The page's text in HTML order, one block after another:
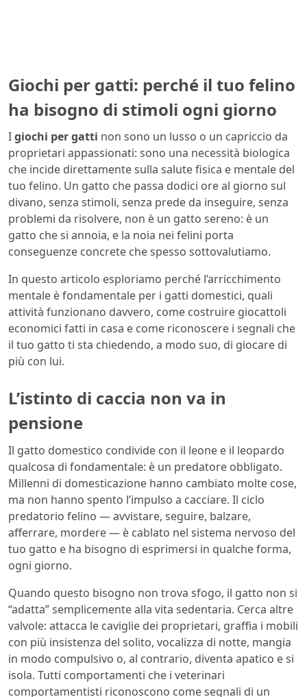
Giochi per gatti: perché il tuo felino
ha bisogno di stimoli ogni giorno
Igiochi per gatti non sono un lusso o un capriccio da
proprietari appassionati: sono una necessità biologica
che incide direttamente sulla salute fisica e mentale del
tuo felino. Un gatto che passa dodici ore al giorno sul
divano, senza stimoli, senza prede da inseguire, senza
problemi da risolvere, non è un gatto sereno: è un
gatto che si annoia, e la noia nei felini porta
conseguenze concrete che spesso sottovalutiamo.
In questo articolo esploriamo perché l’arricchimento
mentale è fondamentale per i gatti domestici, quali
attività funzionano davvero, come costruire giocattoli
economici fatti in casa e come riconoscere i segnali che
il tuo gatto ti sta chiedendo, a modo suo, di giocare di
più con lui.
L’istinto di caccia non va in
pensione
Il gatto domestico condivide con il leone e il leopardo
qualcosa di fondamentale: è un predatore obbligato.
Millenni di domesticazione hanno cambiato molte cose,
ma non hanno spento l’impulso a cacciare. Il ciclo
predatorio felino — avvistare, seguire, balzare,
afferrare, mordere — è cablato nel sistema nervoso del
tuo gatto e ha bisogno di esprimersi in qualche forma,
ogni giorno.
Quando questo bisogno non trova sfogo, il gatto non si
“adatta” semplicemente alla vita sedentaria. Cerca altre
valvole: attacca le caviglie dei proprietari, graffia i mobili
con più insistenza del solito, vocalizza di notte, mangia
in modo compulsivo o, al contrario, diventa apatico e si
isola. Tutti comportamenti che i veterinari
comportamentisti riconoscono come segnali di un